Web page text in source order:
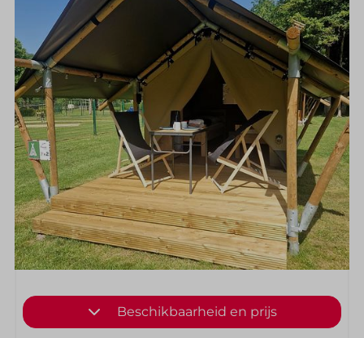
Beschikbaarheid en prijs